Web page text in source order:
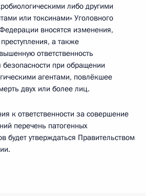
либо другими
или токсинами» Уголовного
вносятся изменения,
а также
ответственность
при обращении
агентами, повлёкшее
двух или более лиц.
к ответственности за совершение
перечень патогенных
будет утверждаться Правительством